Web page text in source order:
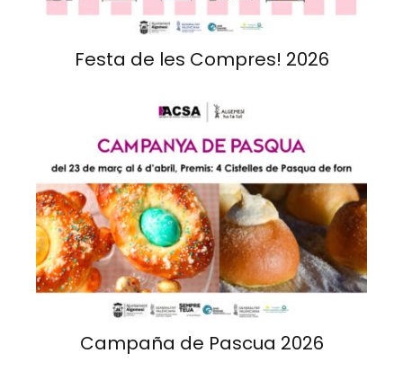
Festa de les Compres! 2026
Campaña de Pascua 2026